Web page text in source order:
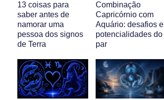
13 coisas para
saber antes de
namorar uma
pessoa dos signos
de Terra
Combinação
Capricórnio com
Aquário: desafios e
potencialidades do
par